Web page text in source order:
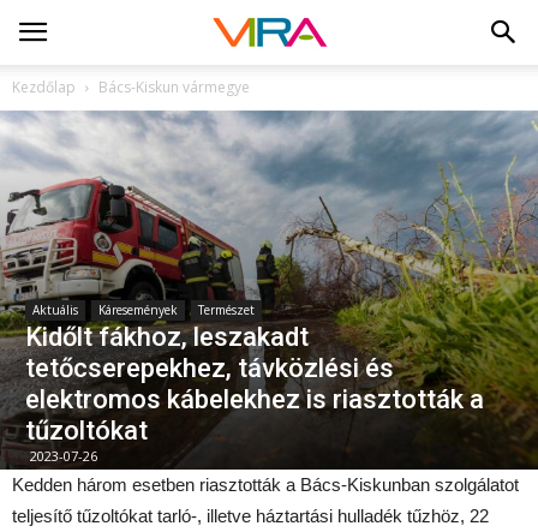
Kezdőlap Bács-Kiskun vármegye
Aktuális Káresemények Természet
Kidőlt fákhoz, leszakadt
tetőcserepekhez, távközlési és
elektromos kábelekhez is riasztották a
tűzoltókat
2023-07-26
Kedden három esetben riasztották a Bács-Kiskunban szolgálatot
teljesítő tűzoltókat tarló-, illetve háztartási hulladék tűzhöz, 22